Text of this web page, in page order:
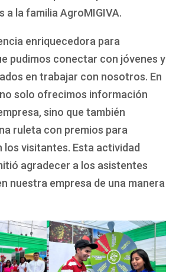
a la familia AgroMIGIVA.
enriquecedora para
pudimos conectar con jóvenes y
en trabajar con nosotros. En
solo ofrecimos información
sino que también
ruleta con premios para
visitantes. Esta actividad
agradecer a los asistentes
nuestra empresa de una manera